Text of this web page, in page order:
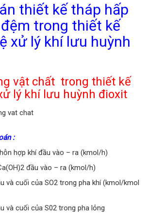
thiết kế tháp hấp
trong thiết kế
xử lý khí lưu huỳnh
vật chất trong thiết kế
lý khí lưu huỳnh đioxit
:
hợp khí đầu vào – ra (kmol/h)
đầu vào – ra (kmol/h)
và cuối của SO2 trong pha khí (kmol/kmol
và cuối của S02 trong pha lỏng